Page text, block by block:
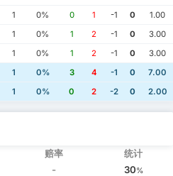
1 0% 0 1 -1 0
1.00
1 0% 1 2 -1 0
3.00
1 0% 1 2 -1 0
3.00
1 0% 3 4 -1 0
7.00
1 0% 0 2 -2 0 2.00
赔率 统计
- 30%